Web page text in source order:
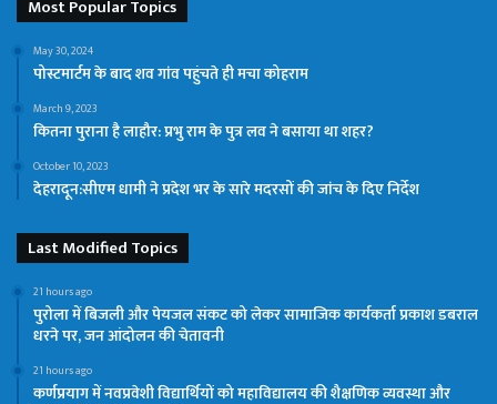
Most Popular Topics
May 30, 2024
पोस्टमार्टम के बाद शव गांव पहुंचते ही मचा कोहराम
March 9, 2023
कितना पुराना है लाहौर: प्रभु राम के पुत्र लव ने बसाया था शहर?
October 10, 2023
देहरादून:सीएम धामी ने प्रदेश भर के सारे मदरसों की जांच के दिए निर्देश
Last Modified Topics
21 hours ago
पुरोला में बिजली और पेयजल संकट को लेकर सामाजिक कार्यकर्ता प्रकाश डबराल
धरने पर, जन आंदोलन की चेतावनी
21 hours ago
कर्णप्रयाग में नवप्रवेशी विद्यार्थियों को महाविद्यालय की शैक्षणिक व्यवस्था और